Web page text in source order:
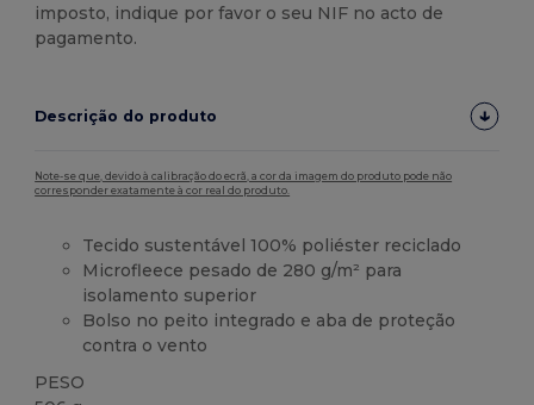
imposto, indique por favor o seu NIF no acto de
pagamento.
Descrição do produto
Note-se que, devido à calibração do ecrã, a cor da imagem do produto pode não
corresponder exatamente à cor real do produto.
Tecido sustentável 100% poliéster reciclado
Microfleece pesado de 280 g/m² para
isolamento superior
Bolso no peito integrado e aba de proteção
contra o vento
PESO